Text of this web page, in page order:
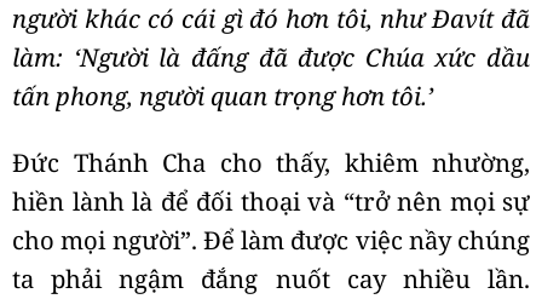
người khác có cái gì đó hơn tôi, như Đavít đã
làm: ‘Người là đấng đã được Chúa xức dầu
tấn phong, người quan trọng hơn tôi.’
Đức Thánh Cha cho thấy, khiêm nhường,
hiền lành là để đối thoại và “trở nên mọi sự
cho mọi người”. Để làm được việc nầy chúng
ta phải ngậm đắng nuốt cay nhiều lần.